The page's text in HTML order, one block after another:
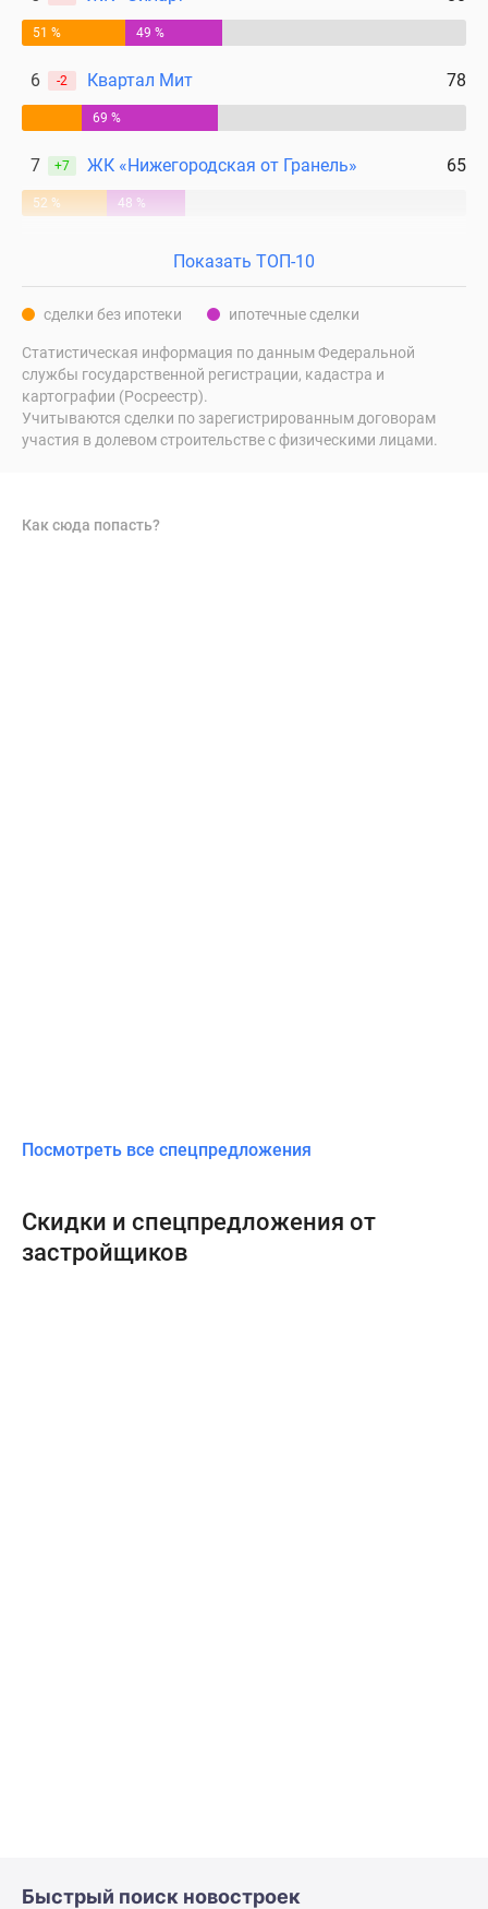
51 % 49 %
6 -2 Квартал Мит 78
69 %
7 +7 ЖК «Нижегородская от Гранель» 65
52 % 48 %
Показать ТОП-10
сделки без ипотеки ипотечные сделки
Статистическая информация по данным Федеральной
службы государственной регистрации, кадастра и
картографии (Росреестр).
Учитываются сделки по зарегистрированным договорам
участия в долевом строительстве с физическими лицами.
Как сюда попасть?
Посмотреть все спецпредложения
Скидки и спецпредложения от
застройщиков
Быстрый поиск новостроек